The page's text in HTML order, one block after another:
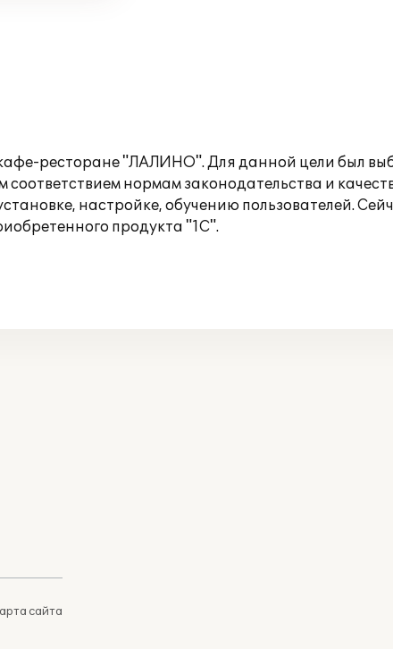
ресторане "ЛАЛИНО". Для данной цели был
нормам законодательства и
настройке, обучению пользователей.
продукта "1С".
сайта